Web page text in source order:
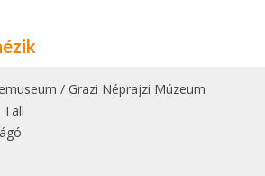
/ Grazi Néprajzi Múzeum
Tall